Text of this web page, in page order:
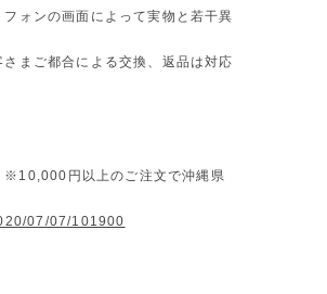
ォンの画面によって実物と若干異
まご都合による交換、返品は対応
円以上のご注文で沖縄県
07/07/101900